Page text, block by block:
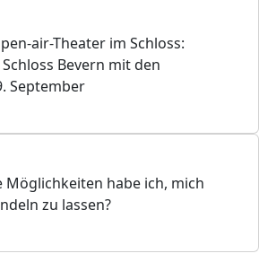
air-Theater im Schloss:
Bevern mit den
September
Möglichkeiten habe ich, mich
zu lassen?